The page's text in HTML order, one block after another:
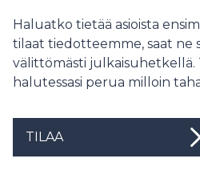
Haluatko tietää asioista
tilaat tiedotteemme, saat ne
välittömästi julkaisuhetkellä.
halutessasi perua milloin
TILAA